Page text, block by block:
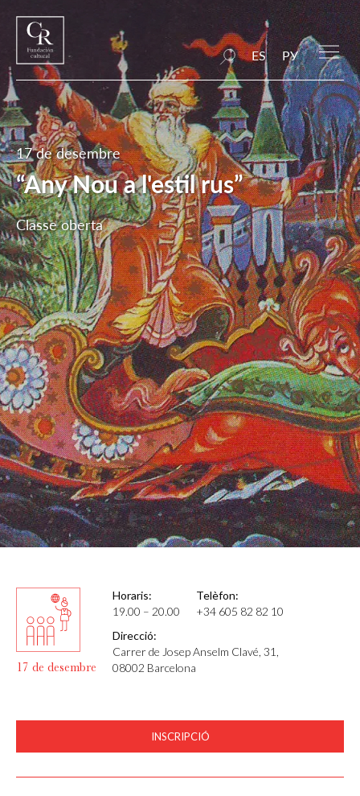
ES РУ
17 de desembre
“Any Nou a l'estil rus”
Classe oberta
17 de desembre
Horaris:
19.00 – 20.00
Telèfon:
+34 605 82 82 10
Direcció:
Carrer de Josep Anselm Clavé, 31,
08002 Barcelona
INSCRIPCIÓ